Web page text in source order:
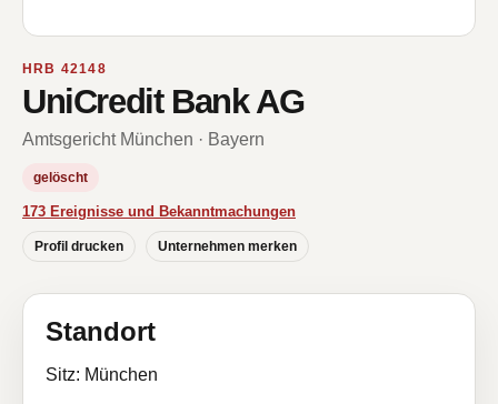
HRB 42148
UniCredit Bank AG
Amtsgericht München · Bayern
gelöscht
173 Ereignisse und Bekanntmachungen
Profil drucken Unternehmen merken
Standort
Sitz: München